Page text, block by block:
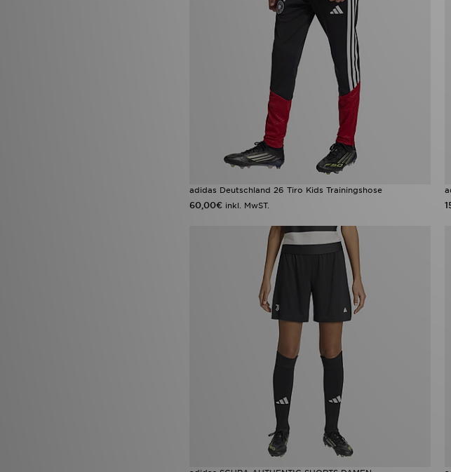
adidas Deutschland 26 Tiro Kids Trainingshose
60,00€ inkl. MwST.